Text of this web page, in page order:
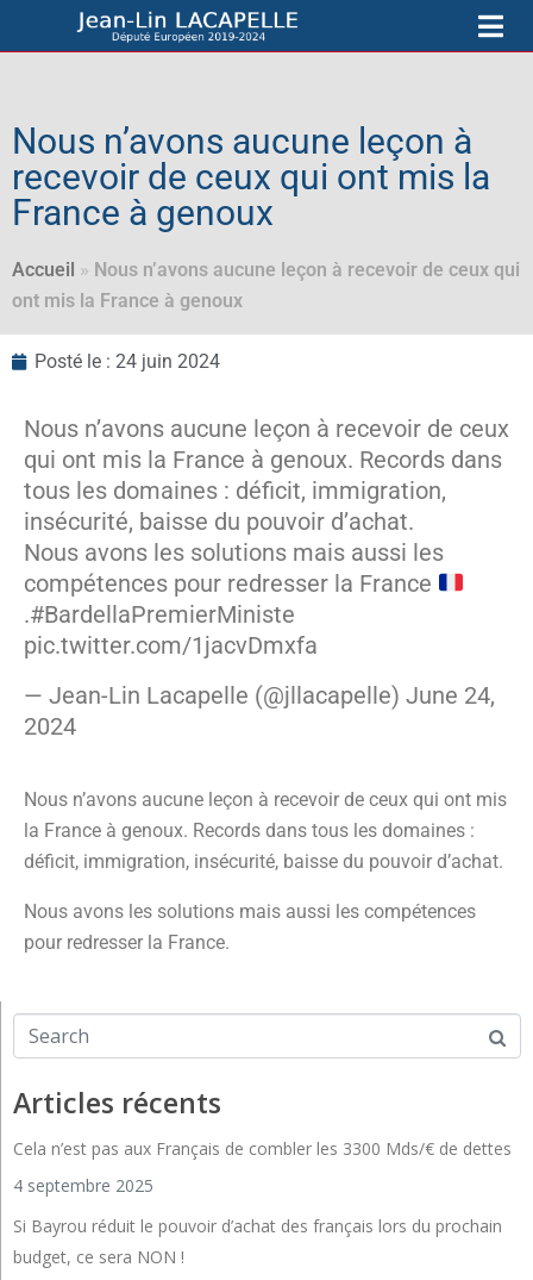
Nous n’avons aucune leçon à
recevoir de ceux qui ont mis la
France à genoux
Accueil » Nous n’avons aucune leçon à recevoir de ceux qui
ont mis la France à genoux
Posté le : 24 juin 2024
Nous n’avons aucune leçon à recevoir de ceux
qui ont mis la France à genoux. Records dans
tous les domaines : déficit, immigration,
insécurité, baisse du pouvoir d’achat.
Nous avons les solutions mais aussi les
compétences pour redresser la France
.#BardellaPremierMiniste
pic.twitter.com/1jacvDmxfa
— Jean-Lin Lacapelle (@jllacapelle) June 24,
2024
Nous n’avons aucune leçon à recevoir de ceux qui ont mis
la France à genoux. Records dans tous les domaines :
déficit, immigration, insécurité, baisse du pouvoir d’achat.
Nous avons les solutions mais aussi les compétences
pour redresser la France.
Articles récents
Cela n’est pas aux Français de combler les 3300 Mds/€ de dettes
4 septembre 2025
Si Bayrou réduit le pouvoir d’achat des français lors du prochain
budget, ce sera NON !